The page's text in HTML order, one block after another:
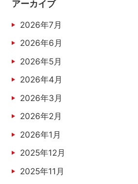
アーカイブ
2026年7月
2026年6月
2026年5月
2026年4月
2026年3月
2026年2月
2026年1月
2025年12月
2025年11月